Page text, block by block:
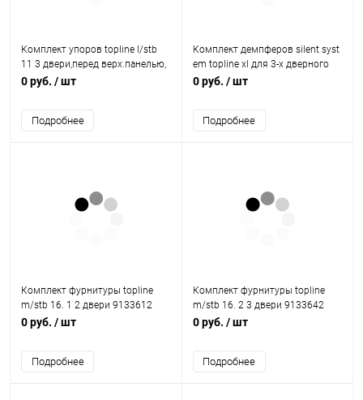
Комплект упоров topline l/stb
11 3 двери,перед верх.панелью,
без огранич. хода 9206313
0 руб. / шт
Подробнее
Комплект демпферов silent syst
em topline xl для 3-х дверного
шкафа,ходовой профиль тип 3
0 руб. / шт
Подробнее
Комплект фурнитуры topline
m/stb 16. 1 2 двери 9133612
Hettich
0 руб. / шт
Подробнее
Комплект фурнитуры topline
m/stb 16. 2 3 двери 9133642
Hettich
0 руб. / шт
Подробнее